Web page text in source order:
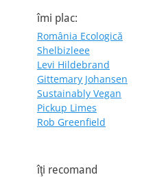
îmi plac:
România Ecologică
Shelbizleee
Levi Hildebrand
Gittemary Johansen
Sustainably Vegan
Pickup Limes
Rob Greenfield
îţi recomand